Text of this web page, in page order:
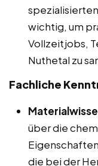
wichtig, um
Vollzeitjobs,
Nuthetal zu
Fachliche
über die
die bei der